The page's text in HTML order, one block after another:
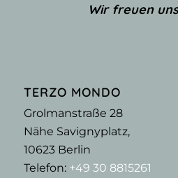
Wir freuen
TERZO MONDO
Grolmanstraße 28
Nähe Savignyplatz,
10623Berlin
Telefon: +49 30 8815261